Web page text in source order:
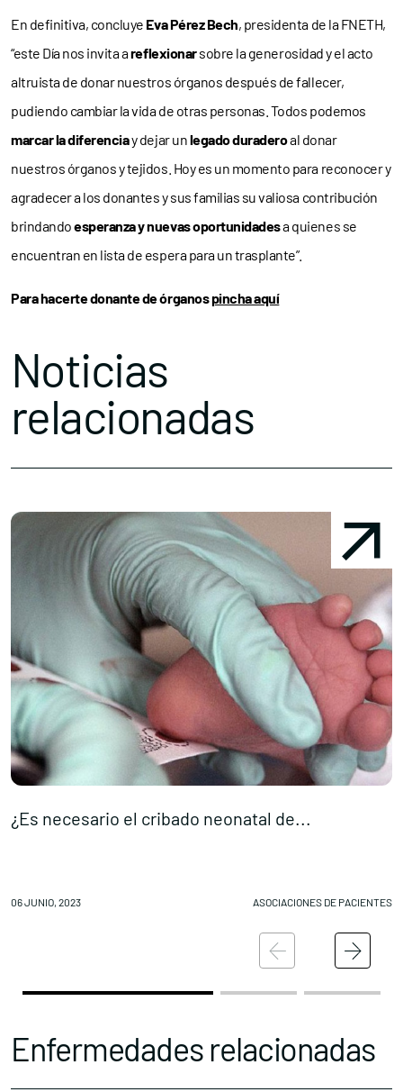
En definitiva, concluye Eva Pérez Bech, presidenta de la FNETH,
“este Día nos invita areflexionarsobre la generosidad y el acto
altruista de donar nuestros órganos después de fallecer,
pudiendo cambiar la vida de otras personas. Todos podemos
marcar la diferenciay dejar unlegado duraderoal donar
nuestros órganos y tejidos. Hoy es un momento para reconocer y
agradecer a los donantes y sus familias su valiosa contribución
brindandoesperanza y nuevas oportunidadesa quienes se
encuentran en lista de espera para un trasplante”.
Para hacerte donante de órganospincha aquí
Noticias
relacionadas
¿Es necesario el cribado neonatal de...
06 JUNIO, 2023 ASOCIACIONES DE PACIENTES
Enfermedades relacionadas